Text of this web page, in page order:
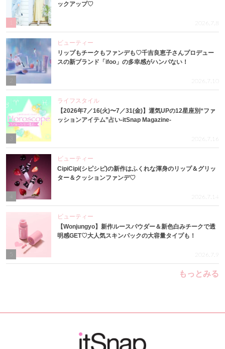
ックアップ♡
2026.7.8
ビューティー
リップもチークもファンデも♡千吉良恵子さんプロデュー
スの新ブランド「ifoo」の多幸感がハンパない！
2026.7.10
3
ライフスタイル
【2026年7／16(火)〜7／31(金)】運気UPの12星座別“ファ
ッションアイテム”占い-itSnap Magazine-
2026.7.16
4
ビューティー
CipiCipi(シピシピ)の新作はふくれな渾身のリップ＆グリッ
ター＆クッションファンデ♡
2026.7.14
ビューティー
【Wonjungyo】新作ルースパウダー＆新色白みチークで透
明感GET♡大人気スキンパックの大容量タイプも！
2026.7.9
もっとみる